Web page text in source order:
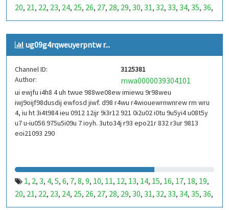
20, 21, 22, 23, 24, 25, 26, 27, 28, 29, 30, 31, 32, 33, 34, 35, 36,
37,38,39,40,41,42,43,44,45,46,47,48,49,50,51,52,53,
99,100,101,102,103,104,105,106,107,108,109,110,
111,112,113,114,115,116,
123,124,125,126,127,128,129,130,131,132,133,134,
135,136,137 141,142,143
147,148 153,154,155,156,157,158
159,160,161,162,163,164,165 ,166,167,168,
171 ,172,173 ,174,175,176,177,178,179 ,180,181 ,182,
183,184,185,186, 187,188,189 ,190,191,192,193,194
195,196 ,197
231,232,233,234,235,236,237,238,239,
243, 244, 245, 246, 247,248,249,250 ,251,252, 253 ,254,
255 ,256,257, 258,259,260,261,262,263 ,264,265 , 266
ug09g4rqweuyerpntw r...
Channel ID:
3125381
Author:
mwa0000039304101
ui ewjfu i4h8 4 uh twue 988we08ew imiewu 9r98weu
iwj9oijf98dusdij ewfosd jiwf. d98 r4wu r4wiouewrnwnrew rm wru
4, iu ht 3i4t984 ieu 0912 12ijr 9i3r12 921 0i2u02 i0tu 9u5yi4 u08t5y
u7 u-iu056 975u5i09u 7 ioyh. 3uto34j r93 epo21r 832 r3ur 9813
eoi21093 290
1, 2, 3, 4, 5, 6, 7, 8, 9, 10, 11, 12, 13, 14, 15, 16, 17, 18, 19,
20, 21, 22, 23, 24, 25, 26, 27, 28, 29, 30, 31, 32, 33, 34, 35, 36,
37,38,39,40,41,42,43,44,45,46,47,48,49,50,51,52,53,